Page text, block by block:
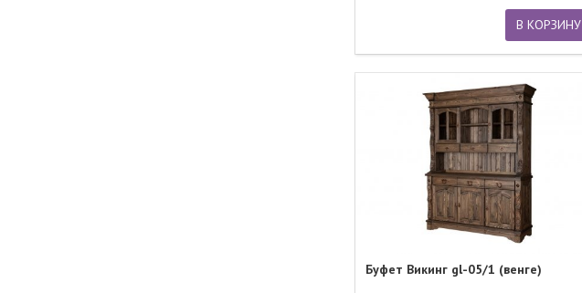
В КОРЗИНУ
Буфет Викинг gl-05/1 (венге)